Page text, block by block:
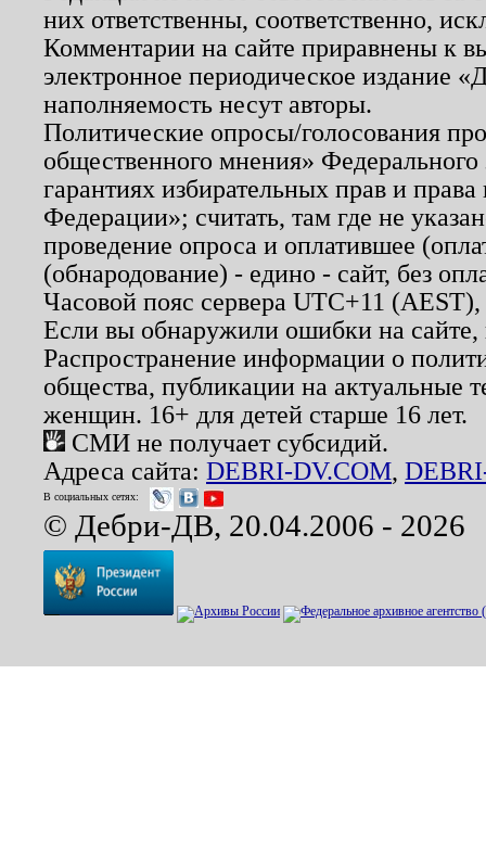
них ответственны, соответственно,
Комментарии на сайте приравнены к
электронное периодическое издание
наполняемость несут авторы.
Политические опросы/голосования
общественного мнения»
гарантиях избирательных прав и
Федерации»; считать, там где не
проведение опроса и оплатившее
(обнародование) - едино - сайт, без
Часовой пояс сервера UTC+11
Если вы обнаружили ошибки на
Распространение информации о
общества, публикации на актуальные
женщин. 16+ для детей старше 16 лет.
СМИ не получает субсидий.
Адреса сайта: DEBRI-DV.COM,
В социальных сетях:
© Дебри-ДВ, 20.04.2006 - 2026